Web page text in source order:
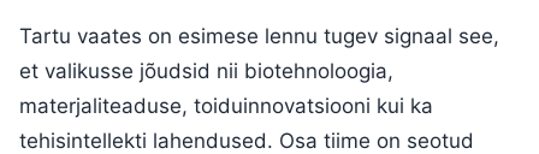
Tartu vaates on esimese lennu tugev signaal see,
et valikusse jõudsid nii biotehnoloogia,
materjaliteaduse, toiduinnovatsiooni kui ka
tehisintellekti lahendused. Osa tiime on seotud